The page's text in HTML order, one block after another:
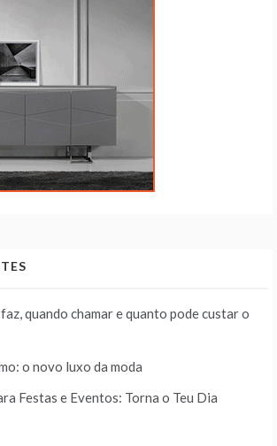
quando chamar e quanto pode custar o
o novo luxo da moda
Festas e Eventos: Torna o Teu Dia